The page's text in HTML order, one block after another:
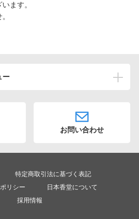
ー
だく方へ
出来ますか
ルはできますか
号が分かりません
ます。
お問い合わせ
特定商取引法に基づく表記
リシー
日本香堂について
採用情報